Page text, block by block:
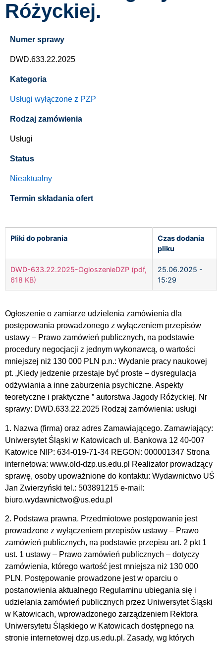
Różyckiej.
Numer sprawy
DWD.633.22.2025
Kategoria
Usługi wyłączone z PZP
Rodzaj zamówienia
Usługi
Status
Nieaktualny
Termin składania ofert
Pliki do pobrania
Czas dodania
pliku
DWD-633.22.2025-OgloszenieDZP (pdf,
618 KB)
25.06.2025 -
15:29
Ogłoszenie o zamiarze udzielenia zamówienia dla
postępowania prowadzonego z wyłączeniem przepisów
ustawy – Prawo zamówień publicznych, na podstawie
procedury negocjacji z jednym wykonawcą, o wartości
mniejszej niż 130 000 PLN p.n.: Wydanie pracy naukowej
pt. „Kiedy jedzenie przestaje być proste – dysregulacja
odżywiania a inne zaburzenia psychiczne. Aspekty
teoretyczne i praktyczne ” autorstwa Jagody Różyckiej. Nr
sprawy: DWD.633.22.2025 Rodzaj zamówienia: usługi
1. Nazwa (firma) oraz adres Zamawiającego. Zamawiający:
Uniwersytet Śląski w Katowicach ul. Bankowa 12 40-007
Katowice NIP: 634-019-71-34 REGON: 000001347 Strona
internetowa: www.old-dzp.us.edu.pl Realizator prowadzący
sprawę, osoby upoważnione do kontaktu: Wydawnictwo UŚ
Jan Zwierzyński tel.: 503891215 e-mail:
biuro.wydawnictwo@us.edu.pl
2. Podstawa prawna. Przedmiotowe postępowanie jest
prowadzone z wyłączeniem przepisów ustawy – Prawo
zamówień publicznych, na podstawie przepisu art. 2 pkt 1
ust. 1 ustawy – Prawo zamówień publicznych – dotyczy
zamówienia, którego wartość jest mniejsza niż 130 000
PLN. Postępowanie prowadzone jest w oparciu o
postanowienia aktualnego Regulaminu ubiegania się i
udzielania zamówień publicznych przez Uniwersytet Śląski
w Katowicach, wprowadzonego zarządzeniem Rektora
Uniwersytetu Śląskiego w Katowicach dostępnego na
stronie internetowej dzp.us.edu.pl. Zasady, wg których